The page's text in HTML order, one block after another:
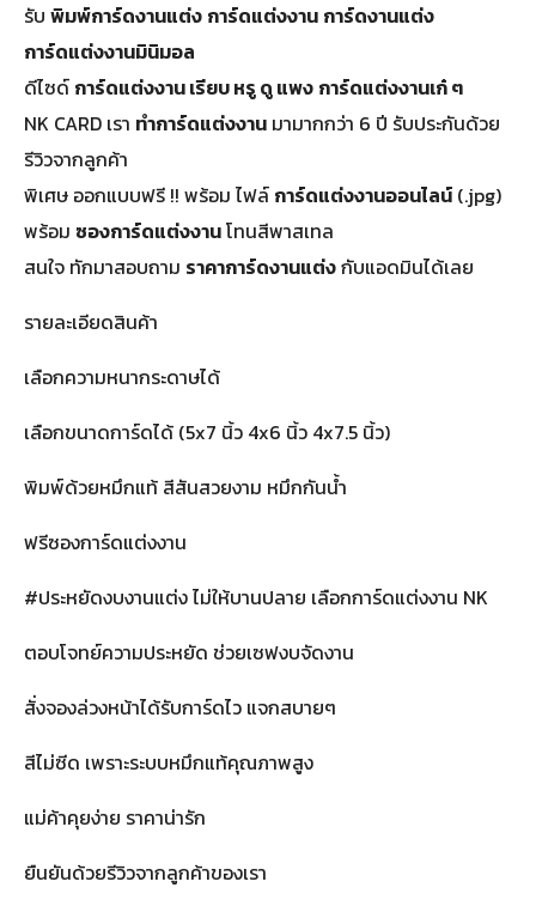
รับ พิมพ์การ์ดงานแต่ง การ์ดแต่งงาน การ์ดงานแต่ง
การ์ดแต่งงานมินิมอล
ดีไซด์ การ์ดแต่งงาน เรียบ หรู ดู แพง การ์ดแต่งงานเก๋ ๆ
NK CARD เรา ทำการ์ดแต่งงาน มามากกว่า 6 ปี รับประกันด้วย
รีวิวจากลูกค้า
พิเศษ ออกแบบฟรี !! พร้อม ไฟล์ การ์ดแต่งงานออนไลน์ (.jpg)
พร้อม ซองการ์ดแต่งงานโทนสีพาสเทล
สนใจ ทักมาสอบถาม ราคาการ์ดงานแต่งกับแอดมินได้เลย
รายละเอียดสินค้า
เลือกความหนากระดาษได้
เลือกขนาดการ์ดได้ (5x7 นิ้ว 4x6 นิ้ว 4x7.5 นิ้ว)
พิมพ์ด้วยหมึกแท้ สีสันสวยงาม หมึกกันน้ำ
ฟรีซองการ์ดแต่งงาน
#ประหยัดงบงานแต่ง ไม่ให้บานปลาย เลือกการ์ดแต่งงาน NK
ตอบโจทย์ความประหยัด ช่วยเซฟงบจัดงาน
สั่งจองล่วงหน้าได้รับการ์ดไว แจกสบายๆ
สีไม่ซีด เพราะระบบหมึกแท้คุณภาพสูง
แม่ค้าคุยง่าย ราคาน่ารัก
ยืนยันด้วยรีวิวจากลูกค้าของเรา